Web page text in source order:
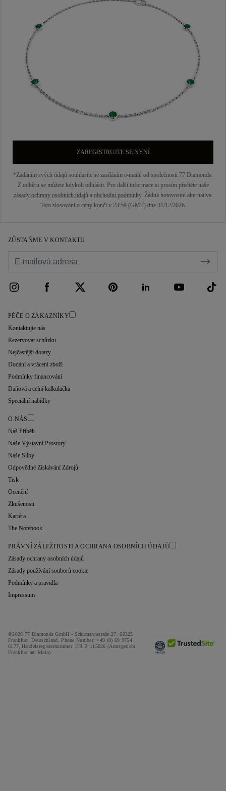
ZAREGISTRUJTE SE NYNÍ
*Zadáním svých údajů souhlasíte se zasíláním e-mailů od společnosti 77 Diamonds.
Z odběru se můžete kdykoli odhlásit. Pro další informace si prosím přečtěte naše
zásady ochrany osobních údajůa obchodní podmínky. Žádná hotovostní alternativa.
Toto slosování o ceny končí v 23:59 (GMT) dne 31/12/2026.
ZŮSTAŇME V KONTAKTU
PÉČE O ZÁKAZNÍKY
Kontaktujte nás
Rezervovat schůzku
Nejčastější dotazy
Dodání a vrácení zboží
Podmínky financování
Daňová a celní kalkulačka
Speciální nabídky
O NÁS
Náš Příběh
Naše Výstavní Prostory
Naše Sliby
Odpovědné Získávání Zdrojů
Tisk
Ocenění
Zkušenosti
Kariéra
The Notebook
PRÁVNÍ ZÁLEŽITOSTI A OCHRANA OSOBNÍCH ÚDAJŮ
Zásady ochrany osobních údajů
Zásady používání souborů cookie
Podmínky a pravidla
Impressum
©2026 77 Diamonds GmbH - Schumannstraße 27. 60325
Frankfurt. Deutschland. Phone Number: +49 (0) 69 9754
6177,
Handelsregisternummer: HR B 115026 (Amtsgericht
Frankfurt am Main)